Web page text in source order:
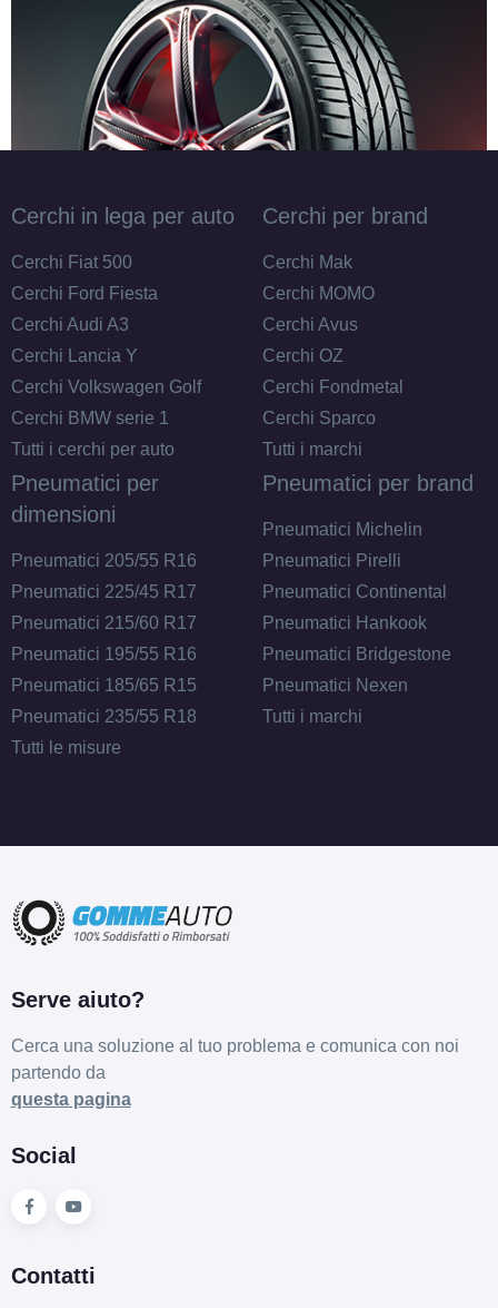
Cerchi in lega per auto
Cerchi Fiat 500
Cerchi Ford Fiesta
Cerchi Audi A3
Cerchi Lancia Y
Cerchi Volkswagen Golf
Cerchi BMW serie 1
Tutti i cerchi per auto
Cerchi per brand
Cerchi Mak
Cerchi MOMO
Cerchi Avus
Cerchi OZ
Cerchi Fondmetal
Cerchi Sparco
Tutti i marchi
Pneumatici per
dimensioni
Pneumatici 205/55 R16
Pneumatici 225/45 R17
Pneumatici 215/60 R17
Pneumatici 195/55 R16
Pneumatici 185/65 R15
Pneumatici 235/55 R18
Tutti le misure
Pneumatici per brand
Pneumatici Michelin
Pneumatici Pirelli
Pneumatici Continental
Pneumatici Hankook
Pneumatici Bridgestone
Pneumatici Nexen
Tutti i marchi
Serve aiuto?
Cerca una soluzione al tuo problema e comunica con noi
partendo da
questa pagina
Social
Contatti